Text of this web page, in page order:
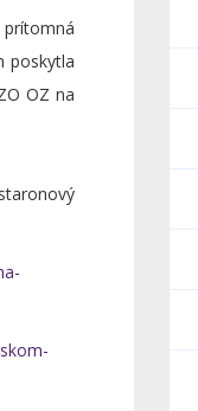
poskytla
OZ na